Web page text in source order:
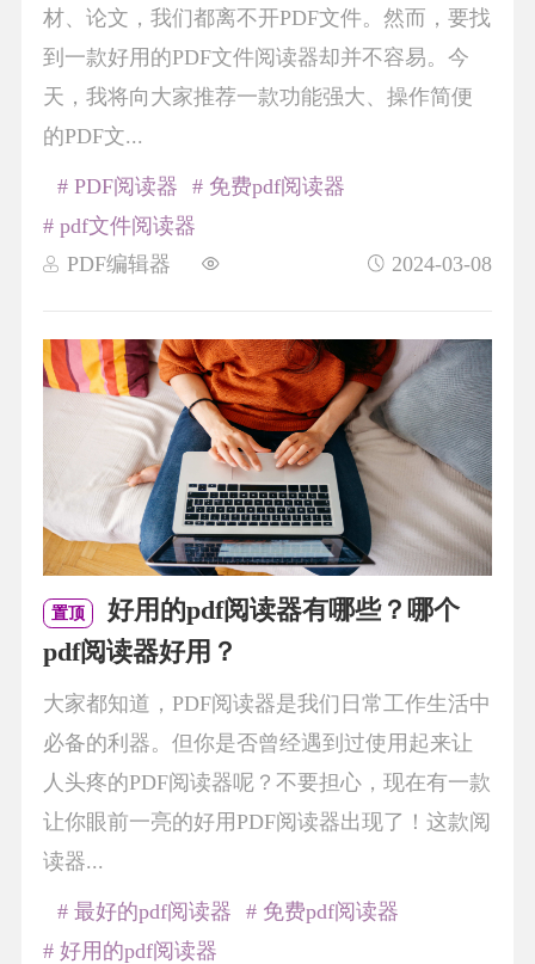
材、论文，我们都离不开PDF文件。然而，要找
到一款好用的PDF文件阅读器却并不容易。今
天，我将向大家推荐一款功能强大、操作简便
的PDF文...
PDF编辑器 2024-03-08
# PDF阅读器
# 免费pdf阅读器
# pdf文件阅读器
置顶
好用的pdf阅读器有哪些？哪个
pdf阅读器好用？
大家都知道，PDF阅读器是我们日常工作生活中
必备的利器。但你是否曾经遇到过使用起来让
人头疼的PDF阅读器呢？不要担心，现在有一款
让你眼前一亮的好用PDF阅读器出现了！这款阅
读器...
# 最好的pdf阅读器
# 免费pdf阅读器
# 好用的pdf阅读器